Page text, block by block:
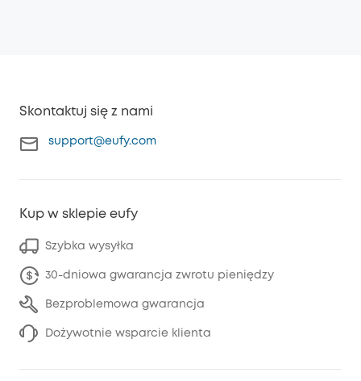
Skontaktuj się z nami
support@eufy.com
Kup w sklepie eufy
Szybka wysyłka
30-dniowa gwarancja zwrotu pieniędzy
Bezproblemowa gwarancja
Dożywotnie wsparcie klienta